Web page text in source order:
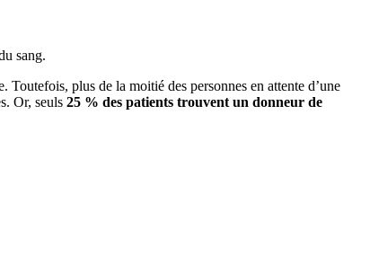
sang.
plus de la moitié des personnes en attente d’une
Or, seuls 25 % des patients trouvent un donneur de